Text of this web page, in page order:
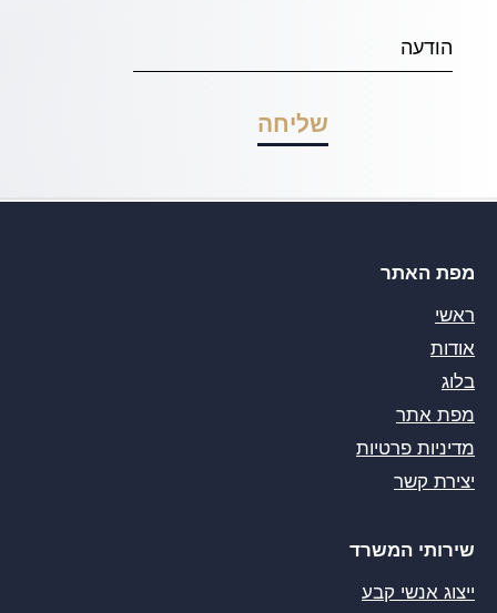
מפת האתר
ראשי
אודות
בלוג
מפת אתר
מדיניות פרטיות
יצירת קשר
שירותי המשרד
ייצוג אנשי קבע